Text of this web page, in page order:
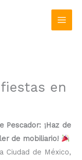
en
Pescador: ¡Haz de
de mobiliario!
Ciudad de México,